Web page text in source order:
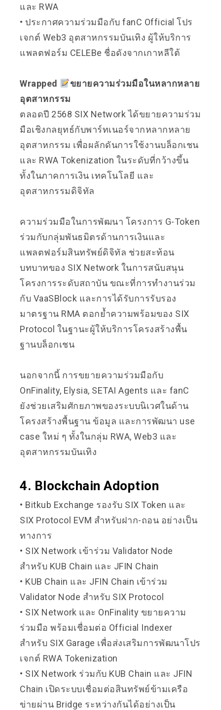
และ RWA
• ประกาศความร่วมมือกับ fanC Official โปร
เจกต์ Web3 อุตสาหกรรมบันเทิง ผู้ให้บริการ
แพลตฟอร์ม CELEBe ชื่อดังจากเกาหลีใต้
Wrapped
ขยายความร่วมมือในหลากหลาย
อุตสาหกรรม
ตลอดปี 2568 SIX Network ได้ขยายความร่วม
มือเชิงกลยุทธ์กับพาร์ทเนอร์จากหลากหลาย
อุตสาหกรรม เพื่อผลักดันการใช้งานบล็อกเชน
และ RWA Tokenization ในระดับที่กว้างขึ้น
ทั้งในภาคการเงิน เทคโนโลยี และ
อุตสาหกรรมดิจิทัล
ความร่วมมือในการพัฒนา โครงการ G-Token
ร่วมกับกลุ่มพันธมิตรด้านการเงินและ
แพลตฟอร์มสินทรัพย์ดิจิทัล ช่วยสะท้อน
บทบาทของ SIX Network ในการสนับสนุน
โครงการระดับสถาบัน ขณะที่การทำงานร่วม
กับ VaaSBlock และการได้รับการรับรอง
มาตรฐาน RMA ตอกย้ำความพร้อมของ SIX
Protocol ในฐานะผู้ให้บริการโครงสร้างพื้น
ฐานบล็อกเชน
นอกจากนี้ การขยายความร่วมมือกับ
OnFinality, Elysia, SETAI Agents และ fanC
ยังช่วยเสริมศักยภาพของระบบนิเวศในด้าน
โครงสร้างพื้นฐาน ข้อมูล และการพัฒนา use
case ใหม่ ๆ ทั้งในกลุ่ม RWA, Web3 และ
อุตสาหกรรมบันเทิง
4. Blockchain Adoption
• Bitkub Exchange รองรับ SIX Token และ
SIX Protocol EVM สำหรับฝาก-ถอน อย่างเป็น
ทางการ
• SIX Network เข้าร่วม Validator Node
สำหรับ KUB Chain และ JFIN Chain
• KUB Chain และ JFIN Chain เข้าร่วม
Validator Node สำหรับ SIX Protocol
• SIX Network และ OnFinality ขยายความ
ร่วมมือ พร้อมเชื่อมต่อ Official Indexer
สำหรับ SIX Garage เพื่อส่งเสริมการพัฒนาโปร
เจกต์ RWA Tokenization
• SIX Network ร่วมกับ KUB Chain และ JFIN
Chain เปิดระบบเชื่อมต่อสินทรัพย์ข้ามเครือ
ข่ายผ่าน Bridge ระหว่างกันได้อย่างเป็น